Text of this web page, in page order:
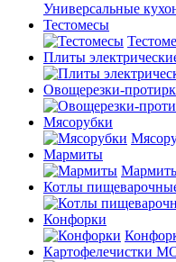
Универсальные
Тестомесы
Плиты
Овощерезки-
Мясорубки
Мармиты
Котлы
Конфорки
Картофелечистки